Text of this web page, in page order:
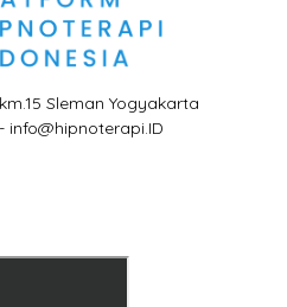
Sleman Yogyakarta
info@hipnoterapi.ID